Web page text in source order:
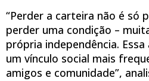
“Perder a carteira não é só
perder uma condição –
própria independência.
um vínculo social mais
amigos e comunidade”,